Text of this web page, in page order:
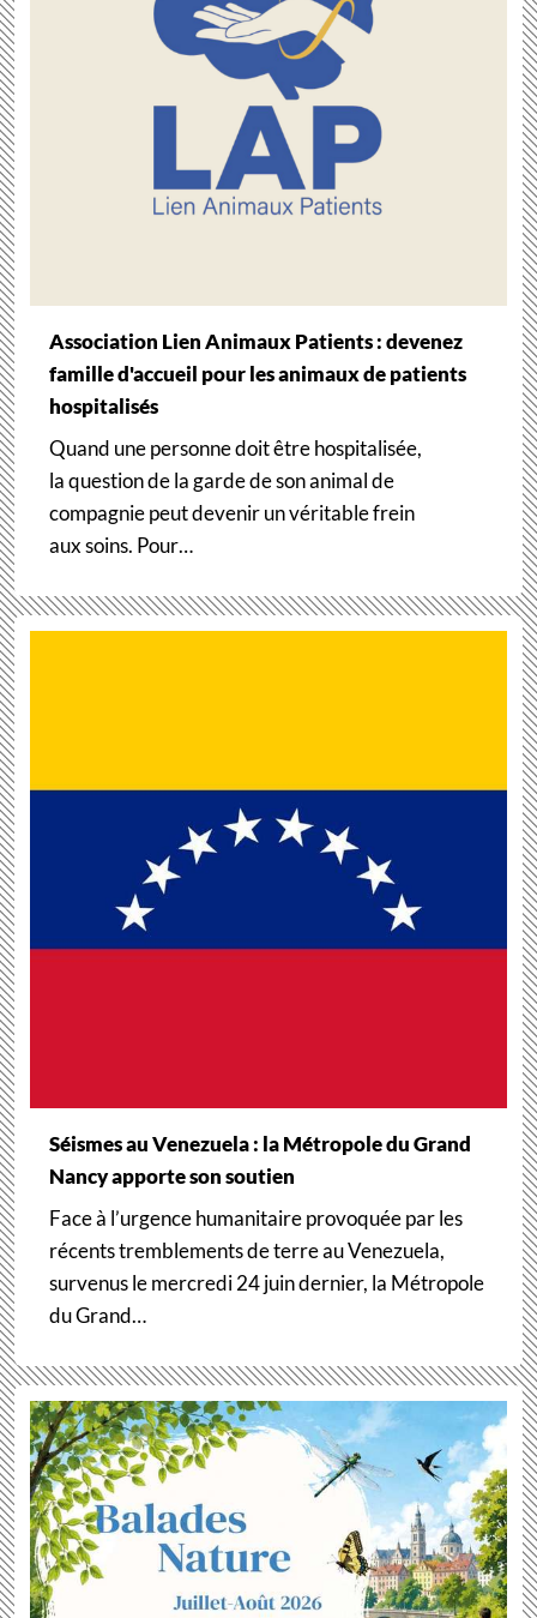
Association Lien Animaux Patients : devenez
famille d'accueil pour les animaux de patients
hospitalisés
Quand une personne doit être hospitalisée,
la question de la garde de son animal de
compagnie peut devenir un véritable frein
aux soins. Pour…
Séismes au Venezuela : la Métropole du Grand
Nancy apporte son soutien
Face à l’urgence humanitaire provoquée par les
récents tremblements de terre au Venezuela,
survenus le mercredi 24 juin dernier, la Métropole
du Grand…